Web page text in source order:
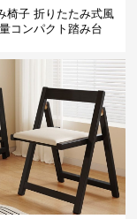
椅子 折りたたみ式風
コンパクト踏み台